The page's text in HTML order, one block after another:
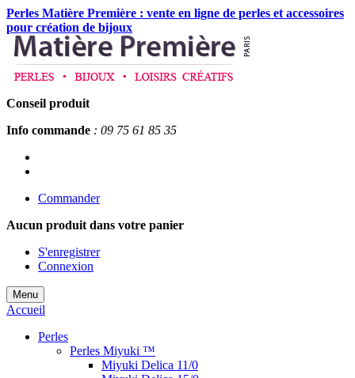
Perles Matière Première : vente en ligne de perles et accessoires
pour création de bijoux
Conseil produit
Info commande : 09 75 61 85 35
Commander
Aucun produit dans votre panier
S'enregistrer
Connexion
Menu
Accueil
Perles
Perles Miyuki ™
Miyuki Delica 11/0